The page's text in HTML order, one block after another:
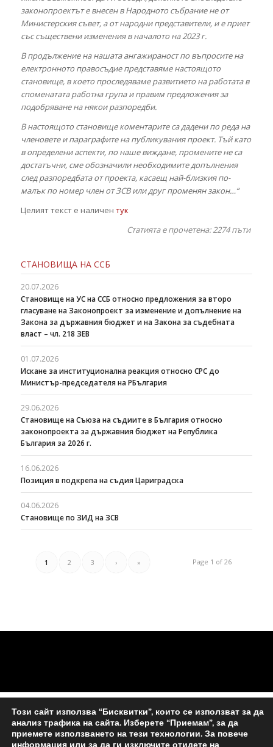
законопроектът е внесен в Народното събрание не от
Министерския съвет, а от народни представители, и е приет
със съществени изменения в началото на 2023 г.
В продължение на нашата ангажираност по въпросите на
електронното правосъдие представяме настоящото
становище, в което проследяваме развитието на работата в
споменатата работна група и правим предложения за
подобряване на някои разпоредби.
В настоящото становище коментарите са дадени по реда на
членовете и параграфите на публикувания проект. Тъй като
в определени аспекти, по наше виждане, промените не са
достатъчни, сме обозначили необходимите допълнения
след разпоредбата от проекта, касаещ най-близкия по-
малък по номер член от ЗСВ или друг променян закон…“
Целият текст е наличен тук
Статията е прочетена: 2274пъти
СТАНОВИЩА НА ССБ
20.07.2026
Становище на УС на ССБ относно предложения за второ
гласуване на Законопроект за изменение и допълнение на
Закона за държавния бюджет и на Закона за съдебната
власт – чл. 218 ЗЕВ
01.07.2026
Искане за институционална реакция относно СРС до
Министър-председателя на РБългария
29.06.2026
Становище на Съюза на съдиите в България относно
законопроекта за държавния бюджет на Република
България за 2026 г.
16.06.2026
Позиция в подкрепа на съдия Цариградска
04.06.2026
Становище по ЗИД на ЗСВ
Page 1 of 26
1 2 3 › »
Този сайт използва “Бисквитки”, които се използват за да
анализ трафика на сайта. Изберете “Приемам”, за да
приемете използването на тези технологии. За повече